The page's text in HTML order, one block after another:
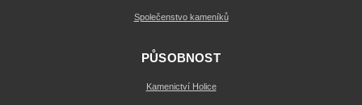
Společenstvo kameníků
PŮSOBNOST
Kamenictví Holice